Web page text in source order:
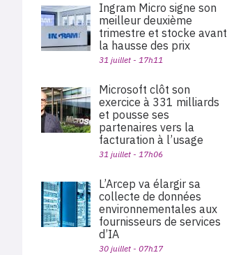
Ingram Micro signe son
meilleur deuxième
trimestre et stocke avant
la hausse des prix
31 juillet - 17h11
Microsoft clôt son
exercice à 331 milliards
et pousse ses
partenaires vers la
facturation à l’usage
31 juillet - 17h06
L’Arcep va élargir sa
collecte de données
environnementales aux
fournisseurs de services
d’IA
30 juillet - 07h17